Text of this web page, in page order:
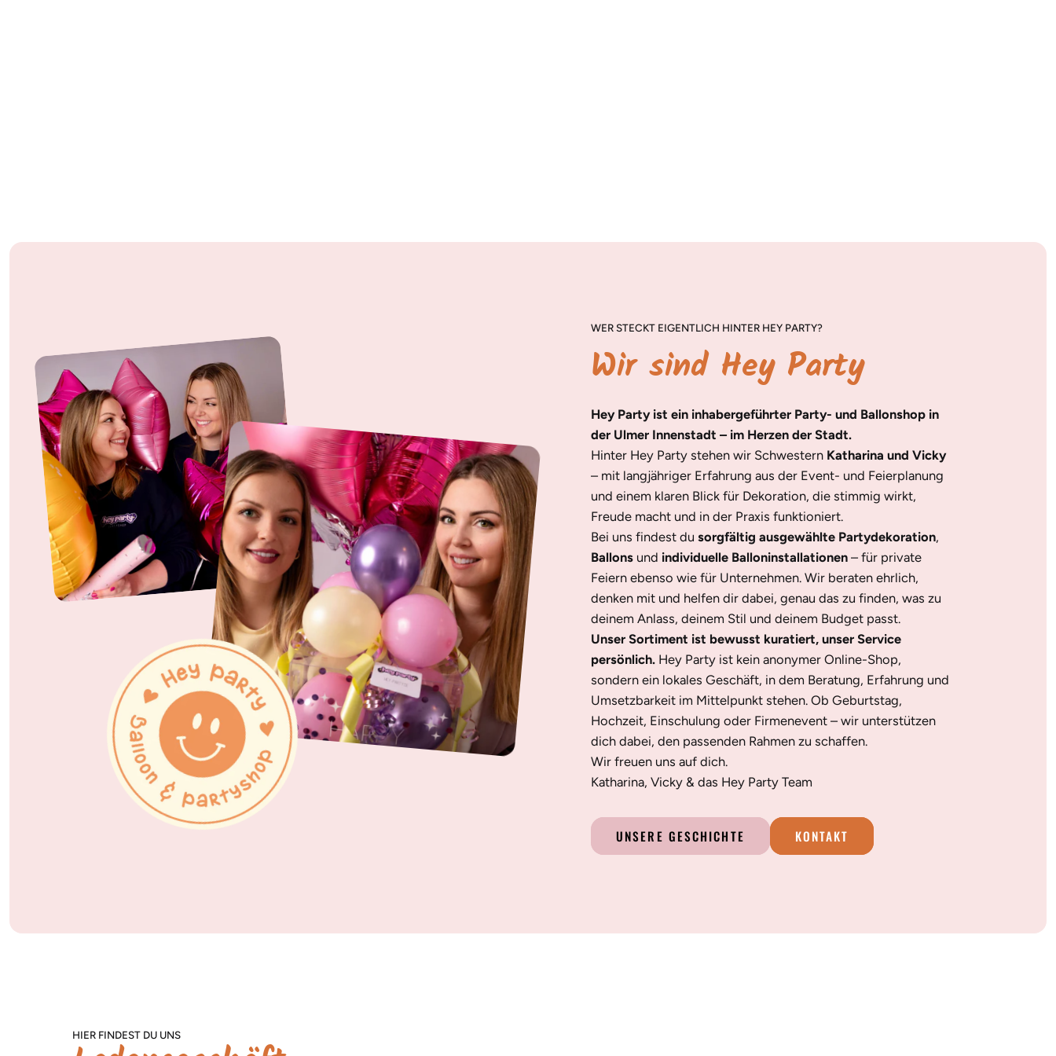
WER STECKT EIGENTLICH HINTER HEY PARTY?
Wir sind Hey Party
Hey Party ist ein inhabergeführter Party- und Ballonshop in
der Ulmer Innenstadt – im Herzen der Stadt.
Hinter Hey Party stehen wir Schwestern Katharina und Vicky
– mit langjähriger Erfahrung aus der Event- und Feierplanung
und einem klaren Blick für Dekoration, die stimmig wirkt,
Freude macht und in der Praxis funktioniert.
Bei uns findest du sorgfältig ausgewählte Partydekoration,
Ballons und individuelle Balloninstallationen – für private
Feiern ebenso wie für Unternehmen. Wir beraten ehrlich,
denken mit und helfen dir dabei, genau das zu finden, was zu
deinem Anlass, deinem Stil und deinem Budget passt.
Unser Sortiment ist bewusst kuratiert, unser Service
persönlich. Hey Party ist kein anonymer Online-Shop,
sondern ein lokales Geschäft, in dem Beratung, Erfahrung und
Umsetzbarkeit im Mittelpunkt stehen. Ob Geburtstag,
Hochzeit, Einschulung oder Firmenevent – wir unterstützen
dich dabei, den passenden Rahmen zu schaffen.
Wir freuen uns auf dich.
Katharina, Vicky & das Hey Party Team
UNSERE GESCHICHTE KONTAKT
HIER FINDEST DU UNS